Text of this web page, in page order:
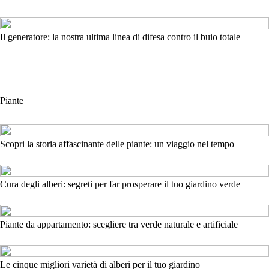
Il generatore: la nostra ultima linea di difesa contro il buio totale
Piante
Scopri la storia affascinante delle piante: un viaggio nel tempo
Cura degli alberi: segreti per far prosperare il tuo giardino verde
Piante da appartamento: scegliere tra verde naturale e artificiale
Le cinque migliori varietà di alberi per il tuo giardino